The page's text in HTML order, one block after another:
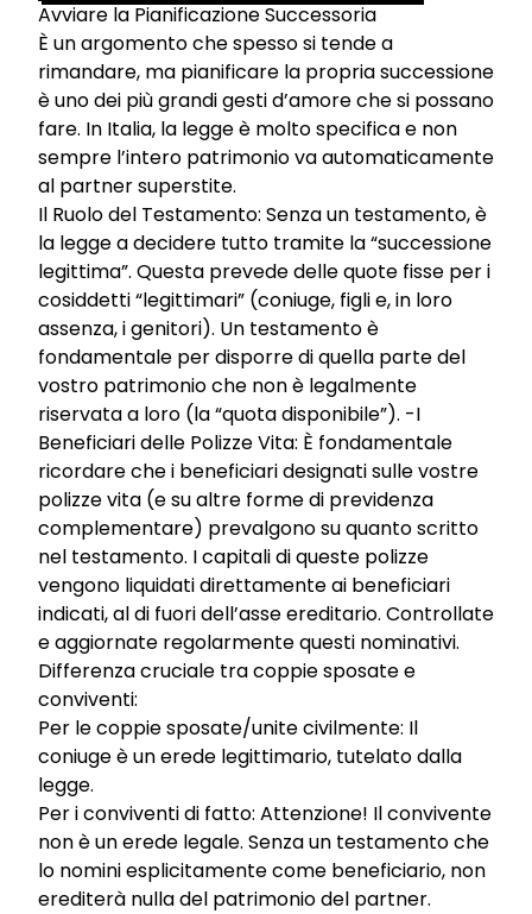
Avviare la Pianificazione Successoria
È un argomento che spesso si tende a
rimandare, ma pianificare la propria successione
è uno dei più grandi gesti d’amore che si possano
fare. In Italia, la legge è molto specifica e non
sempre l’intero patrimonio va automaticamente
al partner superstite.
Il Ruolo del Testamento: Senza un testamento, è
la legge a decidere tutto tramite la “successione
legittima”. Questa prevede delle quote fisse per i
cosiddetti “legittimari” (coniuge, figli e, in loro
assenza, i genitori). Un testamento è
fondamentale per disporre di quella parte del
vostro patrimonio che non è legalmente
riservata a loro (la “quota disponibile”). -I
Beneficiari delle Polizze Vita: È fondamentale
ricordare che i beneficiari designati sulle vostre
polizze vita (e su altre forme di previdenza
complementare) prevalgono su quanto scritto
nel testamento. I capitali di queste polizze
vengono liquidati direttamente ai beneficiari
indicati, al di fuori dell’asse ereditario. Controllate
e aggiornate regolarmente questi nominativi.
Differenza cruciale tra coppie sposate e
conviventi:
Per le coppie sposate/unite civilmente: Il
coniuge è un erede legittimario, tutelato dalla
legge.
Per i conviventi di fatto: Attenzione! Il convivente
non è un erede legale. Senza un testamento che
lo nomini esplicitamente come beneficiario, non
erediterà nulla del patrimonio del partner.